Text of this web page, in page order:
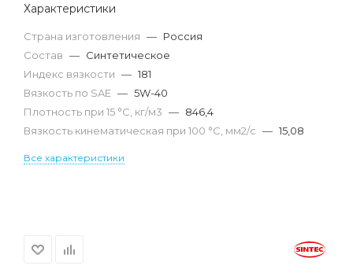
Характеристики
Страна изготовления — Россия
Состав — Синтетическое
Индекс вязкости — 181
Вязкость по SAE — 5W-40
Плотность при 15 °С, кг/м3 — 846,4
Вязкость кинематическая при 100 °С, мм2/с — 15,08
Все характеристики